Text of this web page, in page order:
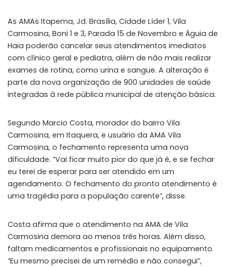
As AMAs Itapema, Jd. Brasília, Cidade Líder 1, Vila
Carmosina, Boni 1 e 3, Parada 15 de Novembro e Águia de
Haia poderão cancelar seus atendimentos imediatos
com clínico geral e pediatra, além de não mais realizar
exames de rotina, como urina e sangue. A alteração é
parte da nova organização de 900 unidades de saúde
integradas à rede pública municipal de atenção básica.
Segundo Marcio Costa, morador do bairro Vila
Carmosina, em Itaquera, e usuário da AMA Vila
Carmosina, o fechamento representa uma nova
dificuldade. “Vai ficar muito pior do que já é, e se fechar
eu terei de esperar para ser atendido em um
agendamento. O fechamento do pronto atendimento é
uma tragédia para a população carente”, disse.
Costa afirma que o atendimento na AMA de Vila
Carmosina demora ao menos três horas. Além disso,
faltam medicamentos e profissionais no equipamento.
“Eu mesmo precisei de um remédio e não consegui”,